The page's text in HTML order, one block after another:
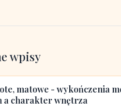
wpisy
matowe - wykończenia
a charakter wnętrza